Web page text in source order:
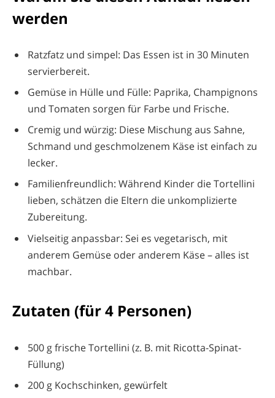
werden
Ratzfatz und simpel: Das Essen ist in 30 Minuten
servierbereit.
Gemüse in Hülle und Fülle: Paprika, Champignons
und Tomaten sorgen für Farbe und Frische.
Cremig und würzig: Diese Mischung aus Sahne,
Schmand und geschmolzenem Käse ist einfach zu
lecker.
Familienfreundlich: Während Kinder die Tortellini
lieben, schätzen die Eltern die unkomplizierte
Zubereitung.
Vielseitig anpassbar: Sei es vegetarisch, mit
anderem Gemüse oder anderem Käse – alles ist
machbar.
Zutaten (für 4 Personen)
500 g frische Tortellini (z. B. mit Ricotta-Spinat-
Füllung)
200 g Kochschinken, gewürfelt